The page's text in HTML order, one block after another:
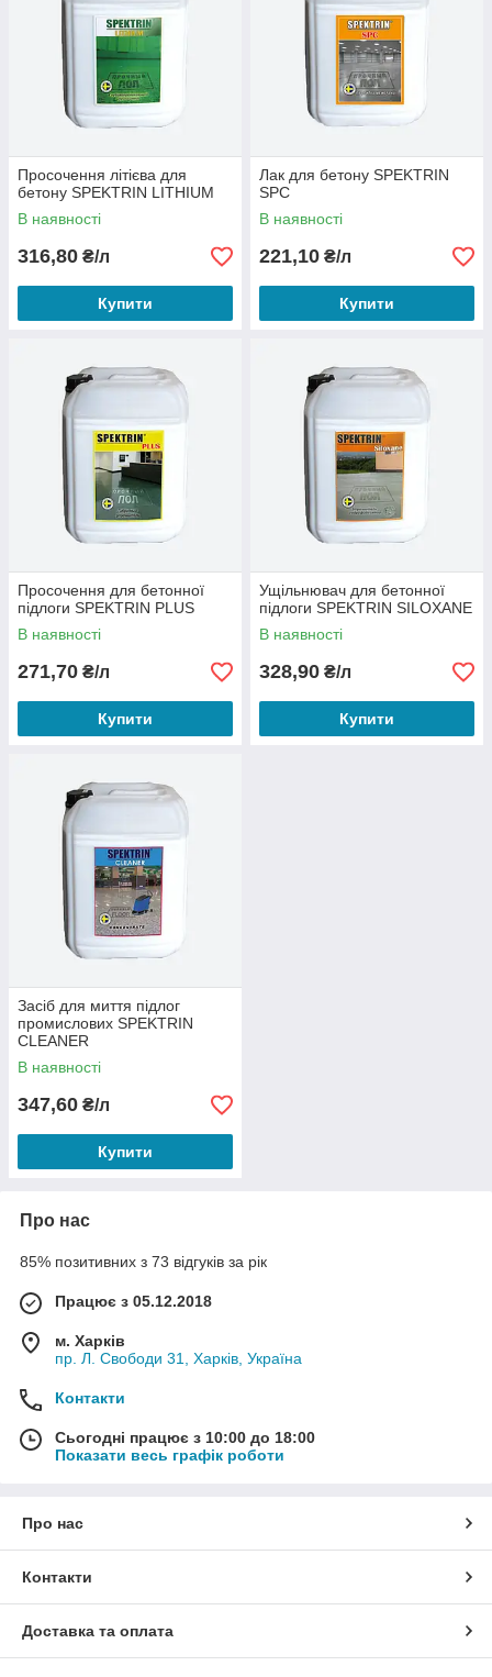
Просочення літієва для
бетону SPEKTRIN LITHIUM
В наявності
316,80 ₴/л
Купити
Лак для бетону SPEKTRIN
SPC
В наявності
221,10 ₴/л
Купити
Просочення для бетонної
підлоги SPEKTRIN PLUS
В наявності
271,70 ₴/л
Купити
Ущільнювач для бетонної
підлоги SPEKTRIN SILOXANE
В наявності
328,90 ₴/л
Купити
Засіб для миття підлог
промислових SPEKTRIN
CLEANER
В наявності
347,60 ₴/л
Купити
Про нас
85% позитивних з 73 відгуків за рік
Працює з 05.12.2018
м. Харків
пр. Л. Свободи 31, Харків, Україна
Контакти
Сьогодні працює з 10:00 до 18:00
Показати весь графік роботи
Про нас
Контакти
Доставка та оплата